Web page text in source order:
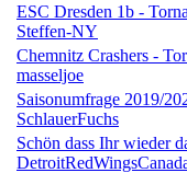
ESC Dresden 1b -
Steffen-NY
Chemnitz Crashers -
masseljoe
Saisonumfrage 2019/
SchlauerFuchs
Schön dass Ihr wieder